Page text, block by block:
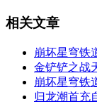
相关文章
崩坏星穹铁
金铲铲之战
崩坏星穹铁
归龙潮首充